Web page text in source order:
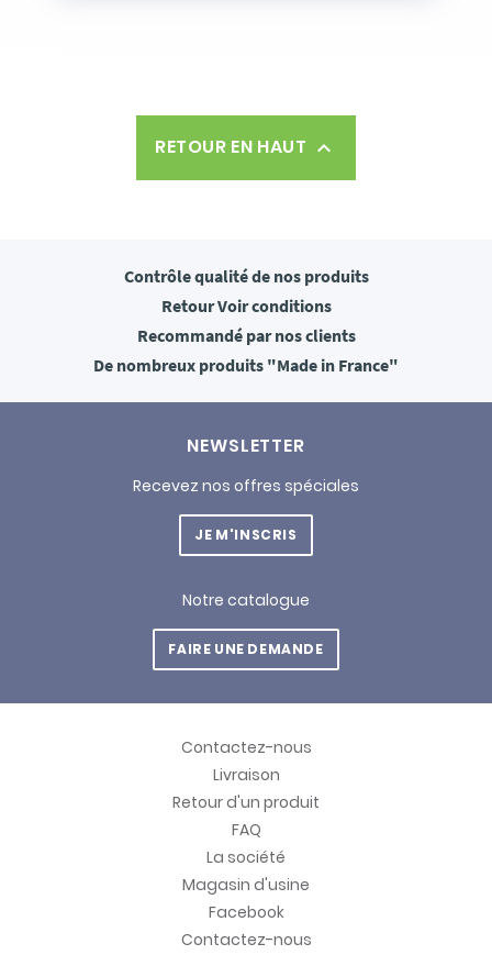
RETOUR EN HAUT 
Contrôle qualitéde nos produits
RetourVoir conditions
Recommandépar nos clients
De nombreux produits "Made in France"
NEWSLETTER
Recevez nos offres spéciales
JE M'INSCRIS
Notre catalogue
FAIRE UNE DEMANDE
Contactez-nous
Livraison
Retour d'un produit
FAQ
La société
Magasin d'usine
Facebook
Contactez-nous